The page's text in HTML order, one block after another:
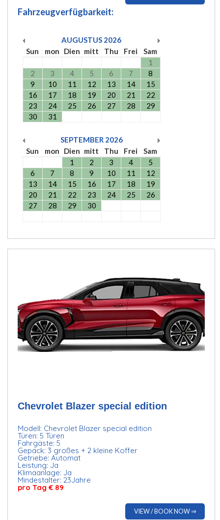
Fahrzeugverfügbarkeit:
AUGUSTUS 2026
Sun
mon Dien mitt Thu Frei
Sam
1
2
3 4 5 6 7
8
9
10 11 12 13 14
15
16
17 18 19 20 21
22
23
24 25 26 27 28
29
30
31
SEPTEMBER 2026
Sun
mon Dien mitt Thu Frei
Sam
1
2 3 4
5
6
7 8 9 10 11
12
13
14 15 16 17 18
19
20
21 22 23 24 25
26
27
28 29 30
Chevrolet Blazer special edition
Modell: Chevrolet Blazer special edition
Türen: 5 Türen
Fahrgäste: 5
Gepäck: 3 großes + 2 kleine Koffer
Getriebe: Automat
Leistung: Ja
Klimaanlage: Ja
Mindestalter: 23Jahre
pro Tag € 89
VIEW / BOOK NOW ⇒